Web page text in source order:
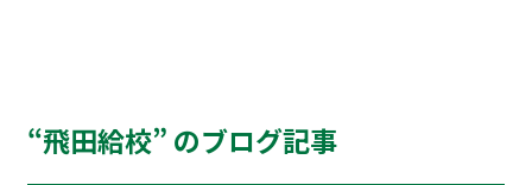
“飛田給校” のブログ記事